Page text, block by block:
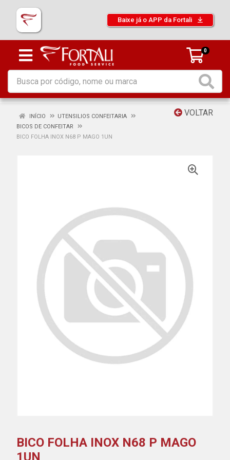
Baixe já o APP da Fortali
0
VOLTAR
INÍCIO
UTENSILIOS CONFEITARIA
BICOS DE CONFEITAR
BICO FOLHA INOX N68 P MAGO 1UN
BICO FOLHA INOX N68 P MAGO
1UN